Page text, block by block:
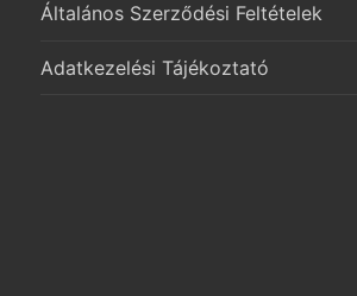
Általános Szerződési Feltételek
Adatkezelési Tájékoztató